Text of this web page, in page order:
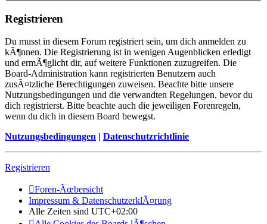
Registrieren
Du musst in diesem Forum registriert sein, um dich anmelden zu
kÃ¶nnen. Die Registrierung ist in wenigen Augenblicken erledigt
und ermÃ¶glicht dir, auf weitere Funktionen zuzugreifen. Die
Board-Administration kann registrierten Benutzern auch
zusÃ¤tzliche Berechtigungen zuweisen. Beachte bitte unsere
Nutzungsbedingungen und die verwandten Regelungen, bevor du
dich registrierst. Bitte beachte auch die jeweiligen Forenregeln,
wenn du dich in diesem Board bewegst.
Nutzungsbedingungen | Datenschutzrichtlinie
Registrieren
Foren-Ãœbersicht
Impressum & DatenschutzerklÃ¤rung
Alle Zeiten sind UTC+02:00